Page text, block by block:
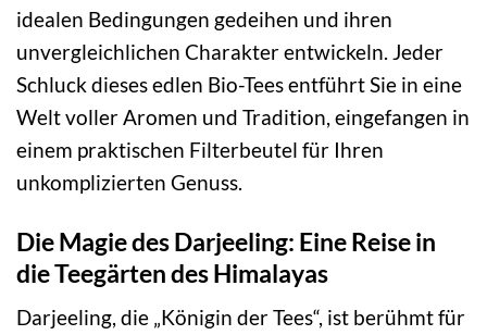
idealen Bedingungen gedeihen und ihren
unvergleichlichen Charakter entwickeln. Jeder
Schluck dieses edlen Bio-Tees entführt Sie in eine
Welt voller Aromen und Tradition, eingefangen in
einem praktischen Filterbeutel für Ihren
unkomplizierten Genuss.
Die Magie des Darjeeling: Eine Reise in
die Teegärten des Himalayas
Darjeeling, die „Königin der Tees“, ist berühmt für